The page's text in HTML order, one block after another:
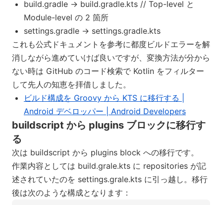
build.gradle → build.gradle.kts // Top-level と
Module-level の 2 箇所
settings.gradle → settings.gradle.kts
これも公式ドキュメントを参考に都度ビルドエラーを解
消しながら進めていけば良いですが、変換方法が分から
ない時は GitHub のコード検索で Kotlin をフィルター
して先人の知恵を拝借しました。
ビルド構成を Groovy から KTS に移行する |
Android デベロッパー | Android Developers
buildscript から plugins ブロックに移行す
る
次は buildscript から plugins block への移行です。
作業内容としては build.grale.kts に repositories が記
述されていたのを settings.grale.kts に引っ越し。移行
後は次のような構成となります：